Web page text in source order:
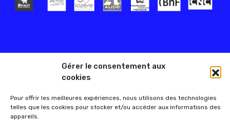
Gérer le consentement aux
cookies
Pour offrir les meilleures expériences, nous utilisons des technologies
telles que les cookies pour stocker et/ou accéder aux informations des
appareils.